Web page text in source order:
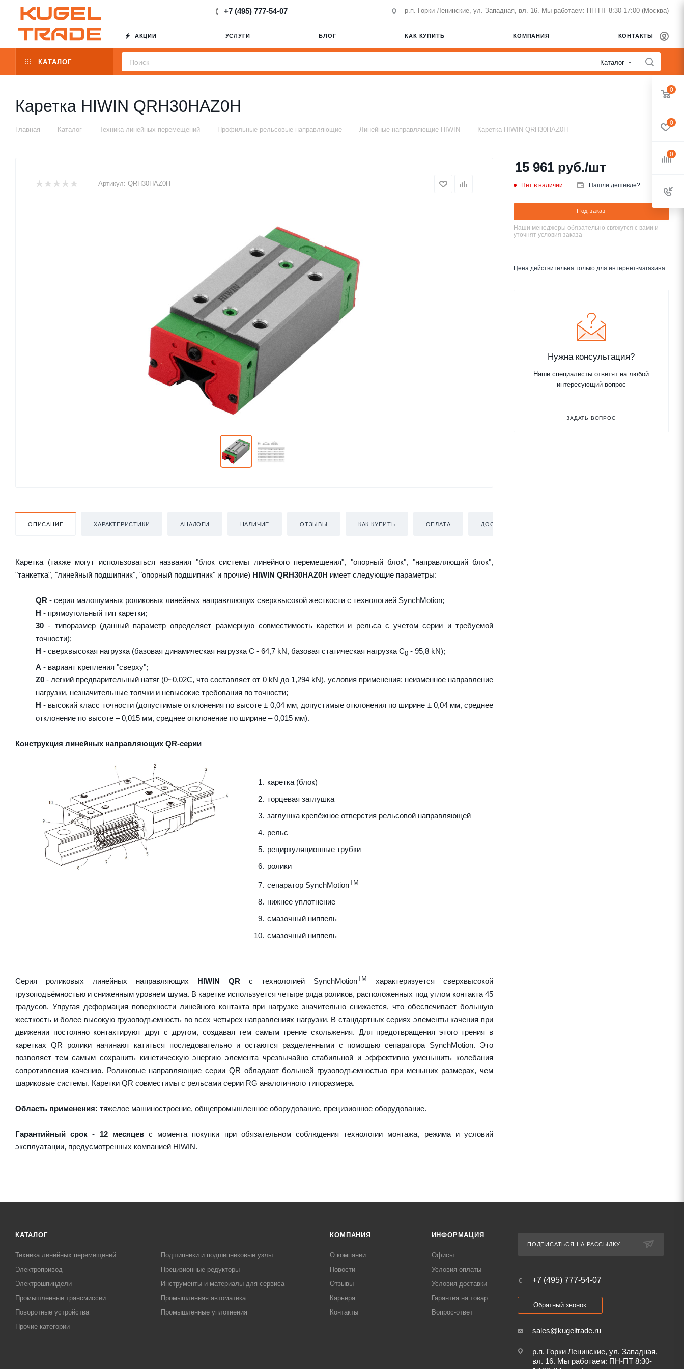
+7 (495) 777-54-07 р.п. Горки Ленинские, ул. Западная, вл. 16. Мы работаем: ПН-ПТ 8:30-17:00 (Москва)
АКЦИИ УСЛУГИ БЛОГ КАК КУПИТЬ КОМПАНИЯ КОНТАКТЫ
КАТАЛОГ Каталог
Каретка HIWIN QRH30HAZ0H
Главная — Каталог — Техника линейных перемещений — Профильные рельсовые направляющие — Линейные направляющие HIWIN — Каретка HIWIN QRH30HAZ0H
Артикул: QRH30HAZ0H
ОПИСАНИЕ ХАРАКТЕРИСТИКИ АНАЛОГИ НАЛИЧИЕ ОТЗЫВЫ КАК КУПИТЬ ОПЛАТА ДОСТАВКА
Каретка (также могут использоваться названия "блок системы линейного перемещения", "опорный блок", "направляющий блок",
"танкетка", "линейный подшипник", "опорный подшипник" и прочие) HIWIN QRH30HAZ0H имеет следующие параметры:
QR - серия малошумных роликовых линейных направляющих сверхвысокой жесткости с технологией SynchMotion;
H - прямоугольный тип каретки;
30 - типоразмер (данный параметр определяет размерную совместимость каретки и рельса с учетом серии и требуемой
точности);
H - сверхвысокая нагрузка (базовая динамическая нагрузка C - 64,7 kN, базовая статическая нагрузка С0 - 95,8 kN);
A - вариант крепления "сверху";
Z0 - легкий предварительный натяг (0~0,02C, что составляет от 0 kN до 1,294 kN), условия применения: неизменное направление
нагрузки, незначительные толчки и невысокие требования по точности;
H - высокий класс точности (допустимые отклонения по высоте ± 0,04 мм, допустимые отклонения по ширине ± 0,04 мм, среднее
отклонение по высоте – 0,015 мм, среднее отклонение по ширине – 0,015 мм).
Конструкция линейных направляющих QR-серии
каретка (блок)
торцевая заглушка
заглушка крепёжное отверстия рельсовой направляющей
рельс
рециркуляционные трубки
ролики
сепаратор SynchMotionTM
нижнее уплотнение
смазочный ниппель
смазочный ниппель
Серия роликовых линейных направляющих HIWIN QR с технологией SynchMotion TM
характеризуется сверхвысокой
грузоподъёмностью и сниженным уровнем шума. В каретке используется четыре ряда роликов, расположенных под углом контакта 45
градусов. Упругая деформация поверхности линейного контакта при нагрузке значительно снижается, что обеспечивает большую
жесткость и более высокую грузоподъемность во всех четырех направлениях нагрузки. В стандартных сериях элементы качения при
движении постоянно контактируют друг с другом, создавая тем самым трение скольжения. Для предотвращения этого трения в
каретках QR ролики начинают катиться последовательно и остаются разделенными с помощью сепаратора SynchMotion. Это
позволяет тем самым сохранить кинетическую энергию элемента чрезвычайно стабильной и эффективно уменьшить колебания
сопротивления качению. Роликовые направляющие серии QR обладают большей грузоподъемностью при меньших размерах, чем
шариковые системы. Каретки QR совместимы с рельсами серии RG аналогичного типоразмера.
Область применения: тяжелое машиностроение, общепромышленное оборудование, прецизионное оборудование.
Гарантийный срок - 12 месяцевс момента покупки при обязательном соблюдения технологии монтажа, режима и условий
эксплуатации, предусмотренных компанией HIWIN.
15 961 руб./шт
Нет в наличии Нашли дешевле?
Под заказ
Наши менеджеры обязательно свяжутся с вами и
уточнят условия заказа
Цена действительна только для интернет-магазина
Нужна консультация?
Наши специалисты ответят на любой
интересующий вопрос
ЗАДАТЬ ВОПРОС
КАТАЛОГ
Техника линейных перемещений
Подшипники и подшипниковые узлы
Электропривод
Прецизионные редукторы
Электрошпиндели
Инструменты и материалы для сервиса
Промышленные трансмиссии
Промышленная автоматика
Поворотные устройства
Промышленные уплотнения
Прочие категории
КОМПАНИЯ
О компании
Новости
Отзывы
Карьера
Контакты
ИНФОРМАЦИЯ
Офисы
Условия оплаты
Условия доставки
Гарантия на товар
Вопрос-ответ
ПОДПИСАТЬСЯ НА РАССЫЛКУ
+7 (495) 777-54-07
Обратный звонок
sales@kugeltrade.ru
р.п. Горки Ленинские, ул. Западная,
вл. 16. Мы работаем: ПН-ПТ 8:30-
0
0
0